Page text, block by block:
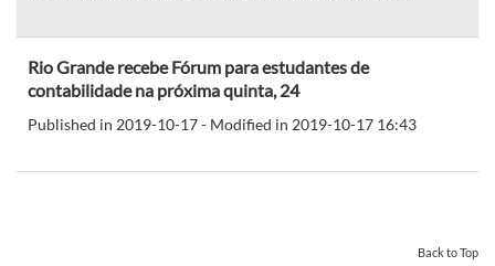
Rio Grande recebe Fórum para estudantes de
contabilidade na próxima quinta, 24
Published in 2019-10-17 - Modified in 2019-10-17 16:43
Back to Top